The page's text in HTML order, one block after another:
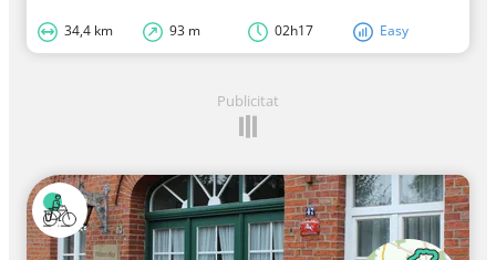
34,4 km 93 m 02h17 Easy
Publicitat